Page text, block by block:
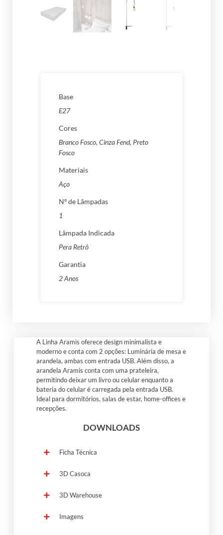
Base
E27
Cores
Branco Fosco, Cinza Fend, Preto
Fosco
Materiais
Aço
Nº de Lâmpadas
1
Lâmpada Indicada
Pera Retrô
Garantia
2 Anos
A Linha Aramis oferece design minimalista e
moderno e conta com 2 opções: Luminária de mesa e
arandela, ambas com entrada USB. Além disso, a
arandela Aramis conta com uma prateleira,
permitindo deixar um livro ou celular enquanto a
bateria do celular é carregada pela entrada USB.
Ideal para dormitórios, salas de estar, home-offices e
recepções.
DOWNLOADS
Ficha Técnica
3D Casoca
3D Warehouse
Imagens